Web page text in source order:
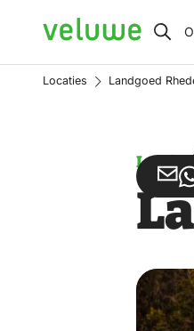
Veluwe
Locaties Landgoed
Deel
via